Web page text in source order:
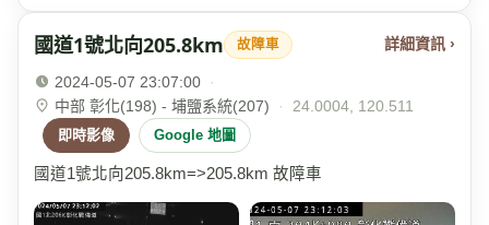
國道1號北向205.8km 故障車 詳細資訊 ›
2024-05-07 23:07:00
·
中部 彰化(198) - 埔鹽系統(207)
· 24.0004, 120.511
即時影像 Google 地圖
國道1號北向205.8km=>205.8km 故障車